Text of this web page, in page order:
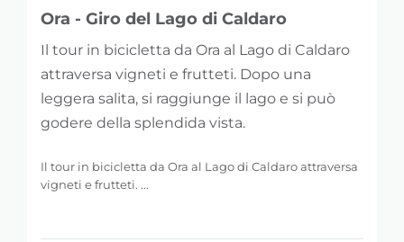
Ora - Giro del Lago di Caldaro
Il tour in bicicletta da Ora al Lago di Caldaro
attraversa vigneti e frutteti. Dopo una
leggera salita, si raggiunge il lago e si può
godere della splendida vista.
Il tour in bicicletta da Ora al Lago di Caldaro attraversa
vigneti e frutteti. ...